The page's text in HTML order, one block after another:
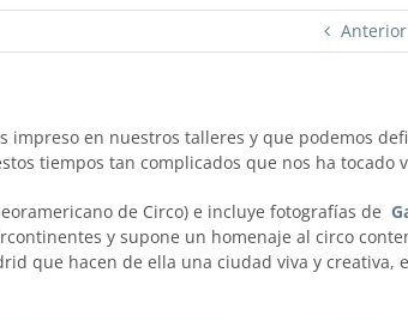
Anterior
impreso en nuestros talleres y que podemos
tiempos tan complicados que nos ha tocado
de Circo) e incluye fotografías de
y supone un homenaje al circo
que hacen de ella una ciudad viva y creativa,